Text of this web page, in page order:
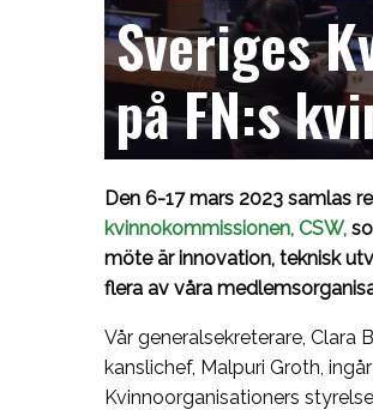
Sveriges
på FN:s
Den 6-17 mars 2023 samlas
kvinnokommissionen, CSW,
möte är innovation, teknisk
flera av våra
Vår generalsekreterare, Clara
kanslichef, Malpuri Groth,
Kvinnoorganisationers